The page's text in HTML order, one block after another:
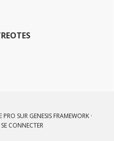
PRO SUR GENESIS FRAMEWORK ·
SE CONNECTER